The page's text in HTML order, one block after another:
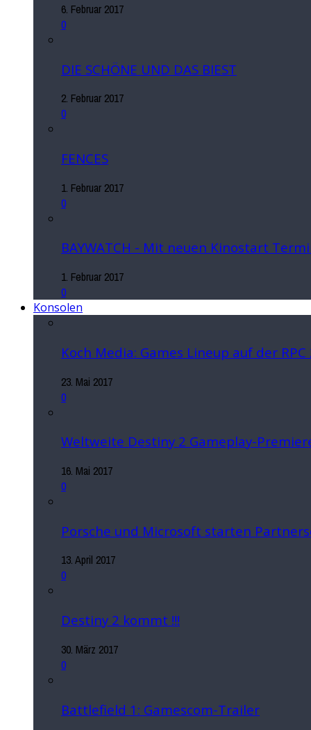
6. Februar 2017
0
DIE SCHÖNE UND DAS BIEST
2. Februar 2017
0
FENCES
1. Februar 2017
0
BAYWATCH - Mit neuen Kinostart
1. Februar 2017
0
Konsolen
Koch Media: Games Lineup auf der RPC
23. Mai 2017
0
Weltweite Destiny 2 Gameplay-
16. Mai 2017
0
Porsche und Microsoft starten
13. April 2017
0
Destiny 2 kommt !!!
30. März 2017
0
Battlefield 1: Gamescom-Trailer